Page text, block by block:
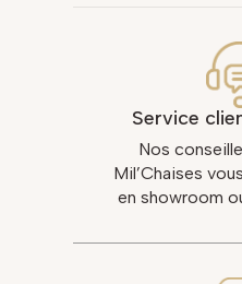
Service
Nos
Mil’Chaises
en showroom